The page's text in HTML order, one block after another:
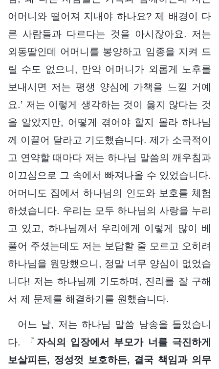
어머니와 떨어져 지내야 하나요? 제 배경이 다
른 사람들과 다르다는 것을 아시잖아요. 저는
외동딸인데 어머니를 봉양하고 임종을 지켜 드
릴 수도 없으니, 만약 어머니가 외롭게 노후를
보내시면 저는 평생 양심에 가책을 느낄 거예
요.’ 저는 이렇게 생각하는 것이 옳지 않다는 것
을 알았지만, 어떻게 겪어야 할지 몰라 하나님
께 이끌어 달라고 기도했습니다. 제가 소극적이
고 연약할 때마다 저는 하나님 말씀의 깨우침과
이끄심으로 그 속에서 빠져나올 수 있었습니다.
어머니도 집에서 하나님의 인도와 보호를 체험
하셨습니다. 우리는 모두 하나님의 사랑을 누리
고 있고, 하나님께서 우리에게 이렇게 많이 베
풀어 주셨는데도 저는 보답할 줄 모르고 오히려
하나님을 원망했으니, 정말 너무 양심이 없었습
니다! 저는 하나님께 기도하며, 진리를 잘 구해
서 제 문제를 해결하기를 원했습니다.
어느 날, 저는 하나님 말씀 낭송을 들었습니
다. 『 자식의 입장에서 부모가 너를 극진하게
보살피든, 정성껏 보호하든, 결국 책임과 의무